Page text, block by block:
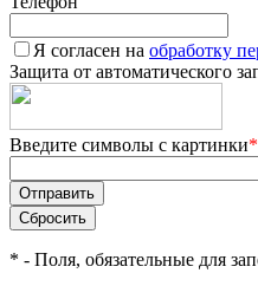
Я согласен на обработку
Защита от автоматического
Введите символы с картинки*
* - Поля, обязательные для